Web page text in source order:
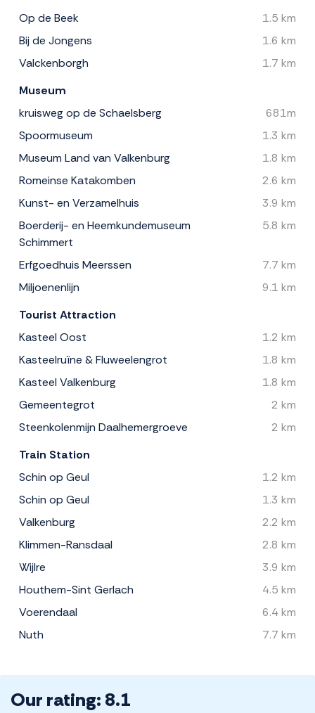
Op de Beek
1.5 km
Bij de Jongens
1.6 km
Valckenborgh
1.7 km
Museum
kruisweg op de Schaelsberg
681m
Spoormuseum
1.3 km
Museum Land van Valkenburg
1.8 km
Romeinse Katakomben
2.6 km
Kunst- en Verzamelhuis
3.9 km
Boerderij- en Heemkundemuseum
Schimmert
5.8 km
Erfgoedhuis Meerssen
7.7 km
Miljoenenlijn
9.1 km
Tourist Attraction
Kasteel Oost
1.2 km
Kasteelruïne & Fluweelengrot
1.8 km
Kasteel Valkenburg
1.8 km
Gemeentegrot
2 km
Steenkolenmijn Daalhemergroeve
2 km
Train Station
Schin op Geul
1.2 km
Schin op Geul
1.3 km
Valkenburg
2.2 km
Klimmen-Ransdaal
2.8 km
Wijlre
3.9 km
Houthem-Sint Gerlach
4.5 km
Voerendaal
6.4 km
Nuth
7.7 km
Our rating: 8.1